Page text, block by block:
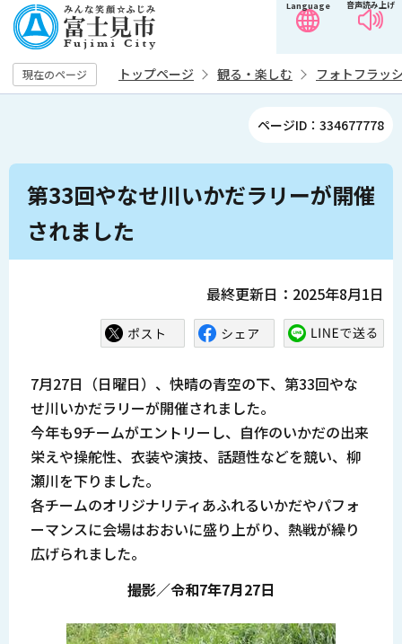
の
ペ
ー
音声読み上げ
Language
現在のページ トップページ 観る・楽しむ フォトフラッ
ページID：334677778
本
か
第33回やなせ川いかだラリーが開催
されました
最終更新日：2025年8月1日
7月27日（日曜日）、快晴の青空の下、第33回やな
せ川いかだラリーが開催されました。
今年も9チームがエントリーし、自作のいかだの出来
栄えや操舵性、衣装や演技、話題性などを競い、柳
瀬川を下りました。
各チームのオリジナリティあふれるいかだやパフォ
ーマンスに会場はおおいに盛り上がり、熱戦が繰り
広げられました。
撮影／令和7年7月27日